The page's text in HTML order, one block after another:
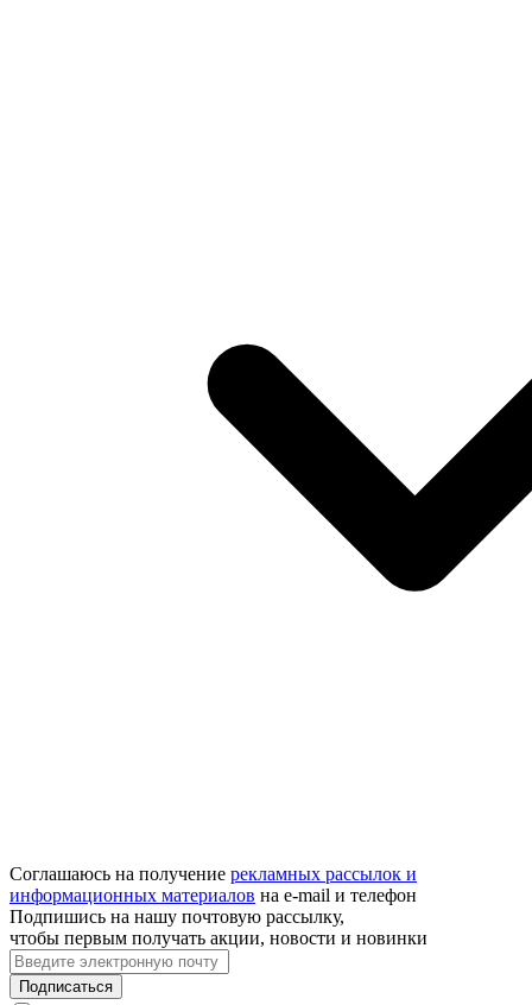
Соглашаюсь на получение рекламных рассылок и
информационных материалов на e‑mail и телефон
Подпишись на нашу почтовую рассылку,
чтобы первым получать акции, новости и новинки
Подписаться